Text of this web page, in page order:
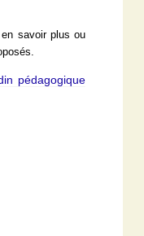
savoir plus ou
pédagogique